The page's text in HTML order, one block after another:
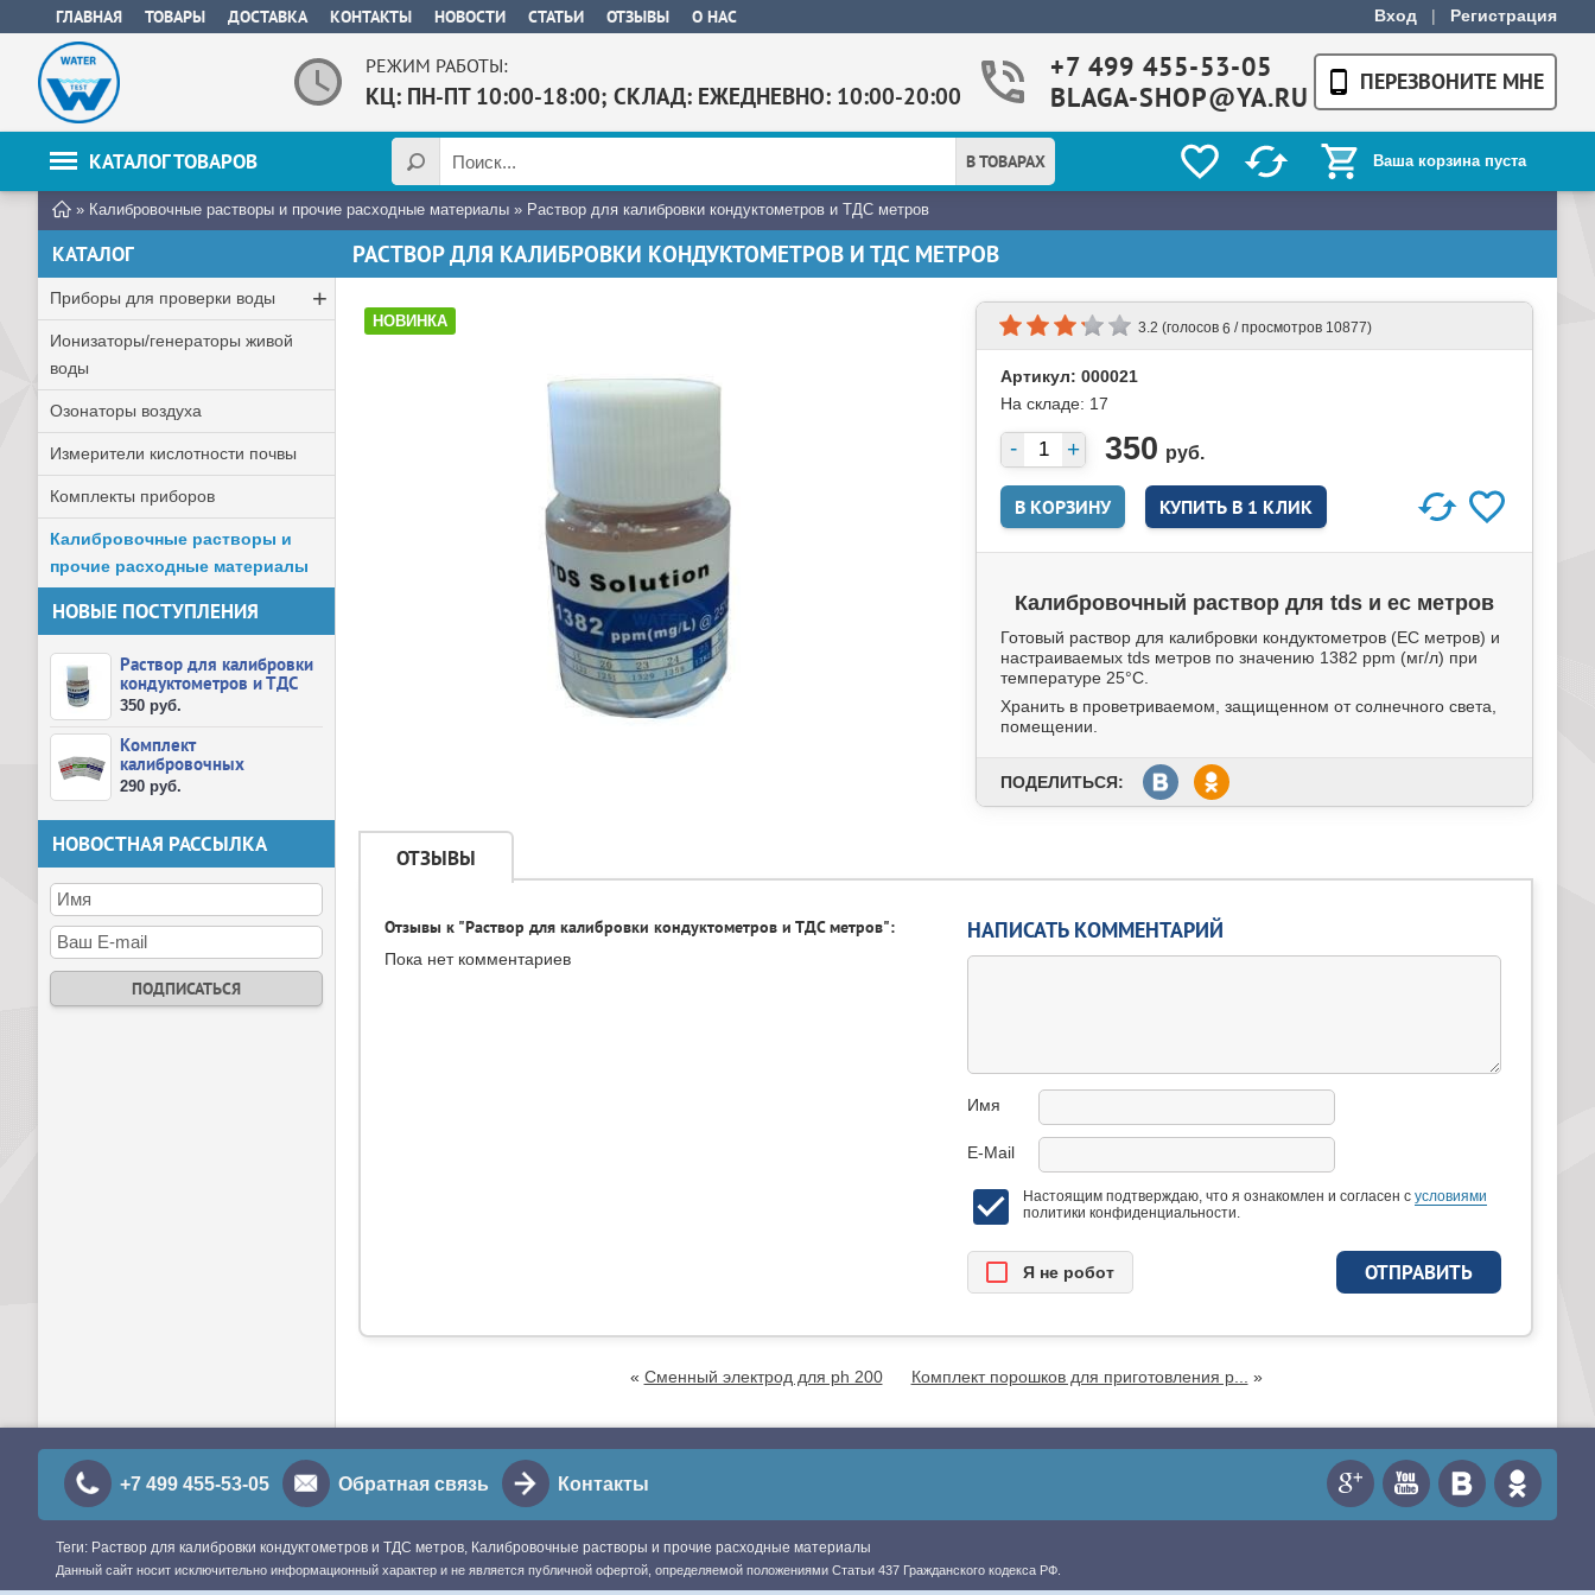
ГЛАВНАЯ ТОВАРЫ ДОСТАВКА КОНТАКТЫ НОВОСТИ СТАТЬИ ОТЗЫВЫ О НАС Вход | Регистрация
РЕЖИМ РАБОТЫ:
КЦ: ПН-ПТ 10:00-18:00; СКЛАД: ЕЖЕДНЕВНО: 10:00-20:00
+7 499 455-53-05
BLAGA-SHOP@YA.RU
ПЕРЕЗВОНИТЕ МНЕ
КАТАЛОГ ТОВАРОВ Ваша корзина пуста
В ТОВАРАХ
» Калибровочные растворы и прочие расходные материалы » Раствор для калибровки кондуктометров и ТДС метров
КАТАЛОГ
Приборы для проверки воды +
Ионизаторы/генераторы живой
воды
Озонаторы воздуха
Измерители кислотности почвы
Комплекты приборов
Калибровочные растворы и
прочие расходные материалы
НОВЫЕ ПОСТУПЛЕНИЯ
Раствор для калибровки
кондуктометров и ТДС
метров
350 руб.
Комплект
калибровочных
порошков рН 4.01, 6.86,
290 руб.
НОВОСТНАЯ РАССЫЛКА
РАСТВОР ДЛЯ КАЛИБРОВКИ КОНДУКТОМЕТРОВ И ТДС МЕТРОВ
НОВИНКА 3.2 (голосов 6 / просмотров 10877)
Артикул: 000021
На складе: 17
350 руб.
КУПИТЬ В 1 КЛИК
Калибровочный раствор для tds и ес метров
Готовый раствор для калибровки кондуктометров (ЕС метров) и
настраиваемых tds метров по значению 1382 ppm (мг/л) при
температуре 25°С.
Хранить в проветриваемом, защищенном от солнечного света,
помещении.
ПОДЕЛИТЬСЯ:
ОТЗЫВЫ
Отзывы к "Раствор для калибровки кондуктометров и ТДС метров":
Пока нет комментариев
НАПИСАТЬ КОММЕНТАРИЙ
Имя
E-Mail
Настоящим подтверждаю, что я ознакомлен и согласен с условиями
политики конфиденциальности.
Я нe рoбoт
« Сменный электрод для ph 200 Комплект порошков для приготовления р... »
+7 499 455-53-05 Обратная связь Контакты
Теги: Раствор для калибровки кондуктометров и ТДС метров, Калибровочные растворы и прочие расходные материалы
Данный сайт носит исключительно информационный характер и не является публичной офертой, определяемой положениями Статьи 437 Гражданского кодекса РФ.